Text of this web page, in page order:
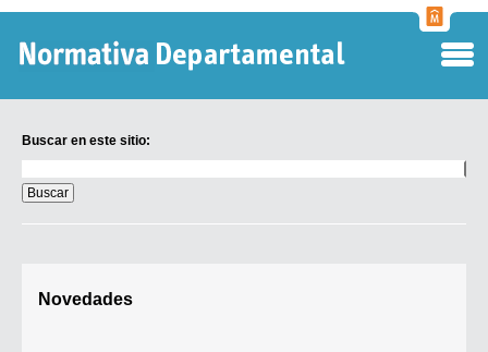
Buscar en este sitio:
en
este
sitio:
Novedades